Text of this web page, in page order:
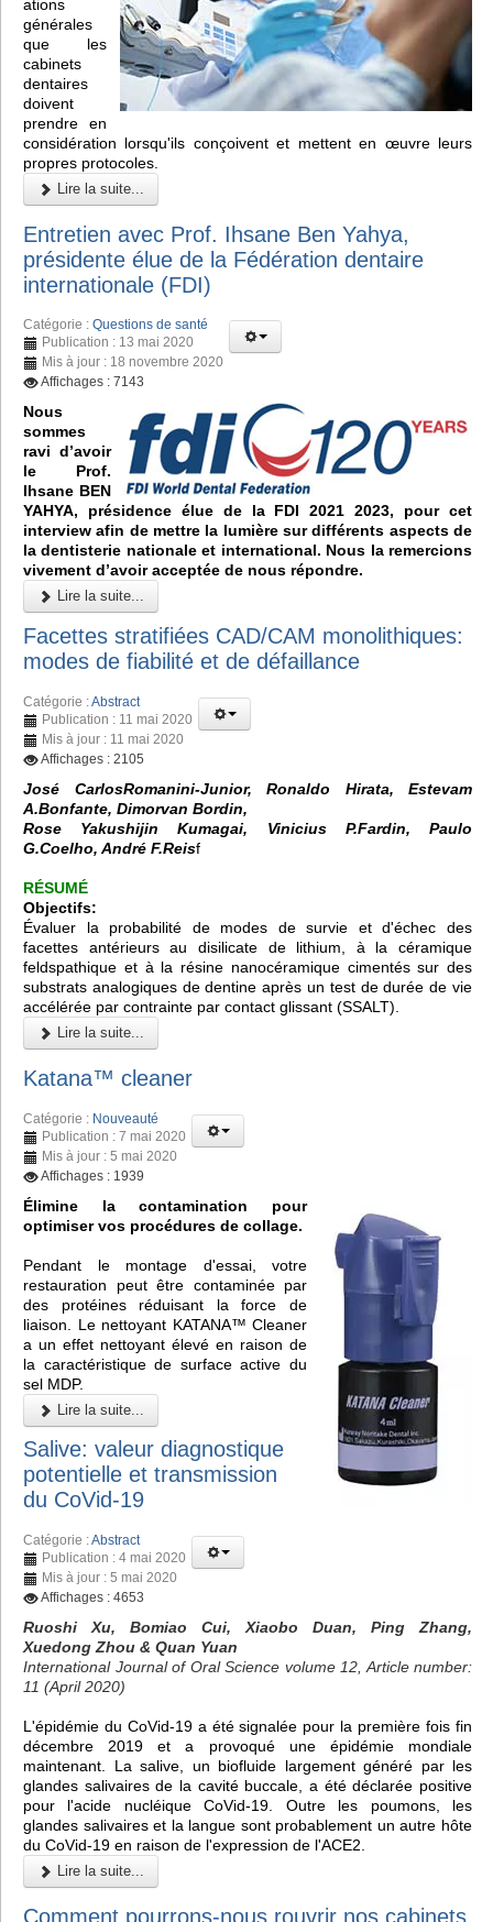
ations
générales
que les
cabinets
dentaires
doivent
prendre en
considération lorsqu'ils conçoivent et mettent en œuvre leurs
propres protocoles.
Lire la suite...
Entretien avec Prof. Ihsane Ben Yahya,
présidente élue de la Fédération dentaire
internationale (FDI)
Catégorie : Questions de santé
Publication : 13 mai 2020
Mis à jour : 18 novembre 2020
Affichages : 7143
Nous
sommes
ravi d’avoir
le Prof.
Ihsane BEN
YAHYA, présidence élue de la FDI 2021 2023, pour cet
interview afin de mettre la lumière sur différents aspects de
la dentisterie nationale et international. Nous la remercions
vivement d’avoir acceptée de nous répondre.
Lire la suite...
Facettes stratifiées CAD/CAM monolithiques:
modes de fiabilité et de défaillance
Catégorie :Abstract
Publication : 11 mai 2020
Mis à jour : 11 mai 2020
Affichages : 2105
José CarlosRomanini-Junior, Ronaldo Hirata, Estevam
A.Bonfante, Dimorvan Bordin,
Rose Yakushijin Kumagai, Vinicius P.Fardin, Paulo
G.Coelho, André F.Reisf
RÉSUMÉ
Objectifs:
Évaluer la probabilité de modes de survie et d'échec des
facettes antérieurs au disilicate de lithium, à la céramique
feldspathique et à la résine nanocéramique cimentés sur des
substrats analogiques de dentine après un test de durée de vie
accélérée par contrainte par contact glissant (SSALT).
Lire la suite...
Katana™ cleaner
Catégorie : Nouveauté
Publication : 7 mai 2020
Mis à jour : 5 mai 2020
Affichages : 1939
Élimine la contamination pour
optimiser vos procédures de collage.
Pendant le montage d'essai, votre
restauration peut être contaminée par
des protéines réduisant la force de
liaison. Le nettoyant KATANA™ Cleaner
a un effet nettoyant élevé en raison de
la caractéristique de surface active du
sel MDP.
Lire la suite...
Salive: valeur diagnostique
potentielle et transmission
du CoVid-19
Catégorie :Abstract
Publication : 4 mai 2020
Mis à jour : 5 mai 2020
Affichages : 4653
Ruoshi Xu, Bomiao Cui, Xiaobo Duan, Ping Zhang,
Xuedong Zhou & Quan Yuan
International Journal of Oral Science volume 12, Article number:
11 (April 2020)
L'épidémie du CoVid-19 a été signalée pour la première fois fin
décembre 2019 et a provoqué une épidémie mondiale
maintenant. La salive, un biofluide largement généré par les
glandes salivaires de la cavité buccale, a été déclarée positive
pour l'acide nucléique CoVid-19. Outre les poumons, les
glandes salivaires et la langue sont probablement un autre hôte
du CoVid-19 en raison de l'expression de l'ACE2.
Lire la suite...
Comment pourrons-nous rouvrir nos cabinets